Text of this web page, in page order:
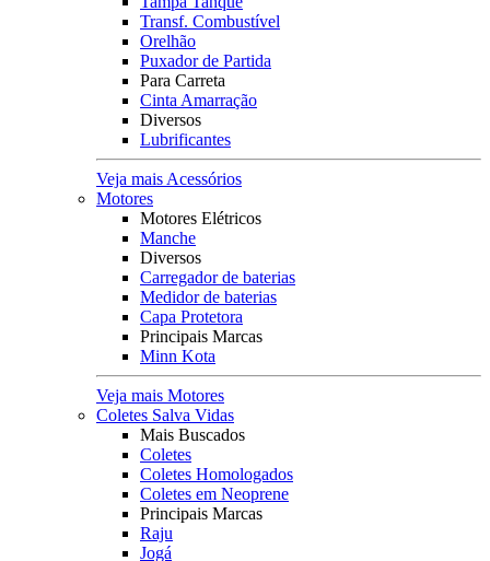
Transf. Combustível
Orelhão
Puxador de Partida
Para Carreta
Cinta Amarração
Diversos
Lubrificantes
Veja mais Acessórios
Motores
Motores Elétricos
Manche
Diversos
Carregador de baterias
Medidor de baterias
Capa Protetora
Principais Marcas
Minn Kota
Veja mais Motores
Coletes Salva Vidas
Mais Buscados
Coletes
Coletes Homologados
Coletes em Neoprene
Principais Marcas
Raju
Jogá